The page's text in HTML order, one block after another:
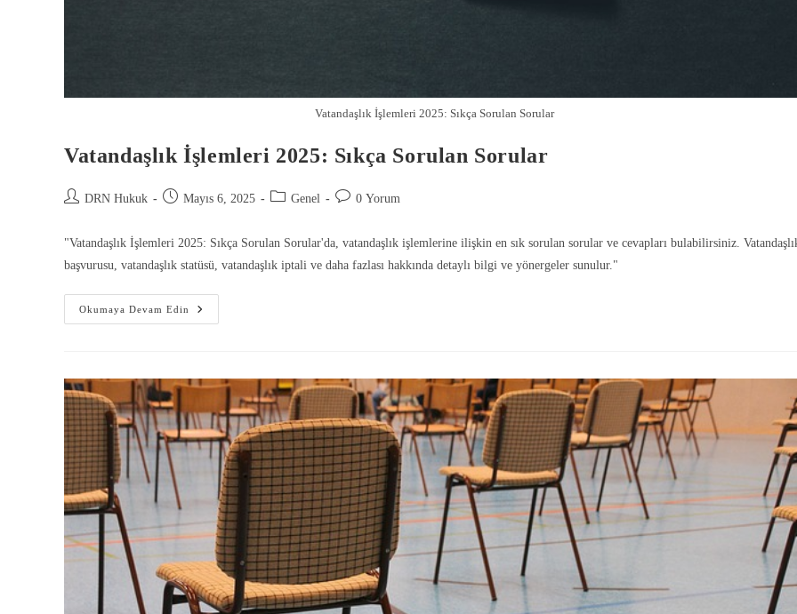
Vatandaşlık İşlemleri 2025: Sıkça Sorulan Sorular
Vatandaşlık İşlemleri 2025: Sıkça Sorulan Sorular
DRN Hukuk Mayıs 6, 2025 Genel 0 Yorum
"Vatandaşlık İşlemleri 2025: Sıkça Sorulan Sorular'da, vatandaşlık işlemlerine ilişkin en sık sorulan sorular ve cevapları bulabilirsiniz.
başvurusu, vatandaşlık statüsü, vatandaşlık iptali ve daha fazlası hakkında detaylı bilgi ve yönergeler sunulur."
Okumaya Devam Edin